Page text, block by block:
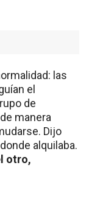
las
el
de
manera
Dijo
alquilaba.
otro,